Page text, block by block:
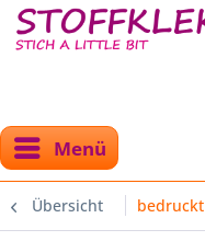
Menü
Übersicht bedruckt